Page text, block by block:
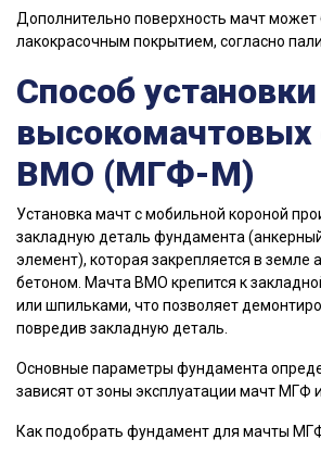
Дополнительно поверхность мачт может
лакокрасочным покрытием, согласно
Способ установки
высокомачтовых
ВМО (МГФ-М)
Установка мачт с мобильной короной
закладную деталь фундамента
элемент), которая закрепляется в
бетоном. Мачта ВМО крепится к
или шпильками, что позволяет
повредив закладную деталь.
Основные параметры фундамента
зависят от зоны эксплуатации мачт МГФ
Как подобрать фундамент для мачты